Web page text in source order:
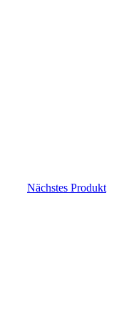
Nächstes Produkt